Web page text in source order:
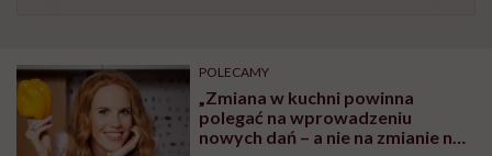
POLECAMY
„Zmiana w kuchni powinna
polegać na wprowadzeniu
nowych dań – a nie na zmianie na